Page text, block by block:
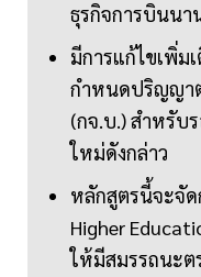
ธุรกิจการบินนา
มีการแก้ไขเพิ่ม
กำหนดปริญญา
(กจ.บ.) สำหรับ
ใหม่ดังกล่าว
หลักสูตรนี้จะจั
Higher
ให้มีสมรรถนะต